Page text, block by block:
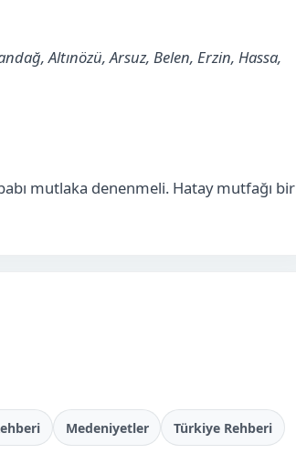
Altınözü, Arsuz, Belen, Erzin, Hassa,
mutlaka denenmeli. Hatay mutfağı bir
Medeniyetler Türkiye Rehberi